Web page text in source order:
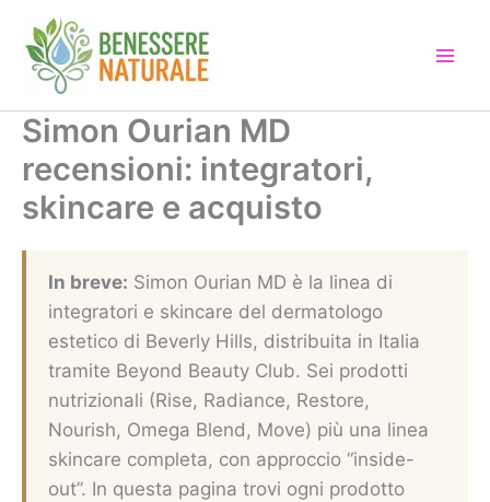
contenuto
Simon Ourian MD
recensioni: integratori,
skincare e acquisto
In breve: Simon Ourian MD è la linea di
integratori e skincare del dermatologo
estetico di Beverly Hills, distribuita in Italia
tramite Beyond Beauty Club. Sei prodotti
nutrizionali (Rise, Radiance, Restore,
Nourish, Omega Blend, Move) più una linea
skincare completa, con approccio “inside-
out”. In questa pagina trovi ogni prodotto